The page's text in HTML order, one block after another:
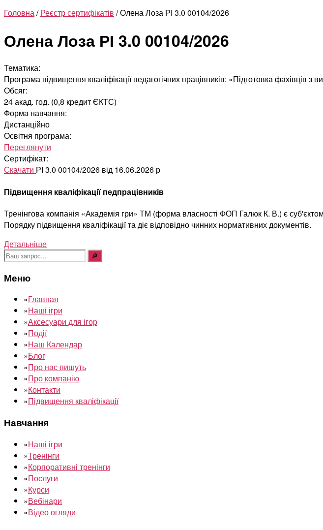
Головна/Реєстр сертифікатів / Олена Лоза РІ 3.0 00104/2026
Олена Лоза РІ 3.0 00104/2026
Тематика:
Програма підвищення кваліфікації педагогічних працівників: «Підготовка фахівців з
Обсяг:
24 акад. год. (0,8 кредит ЄКТС)
Форма навчання:
Дистанційно
Освітня програма:
Переглянути
Сертифікат:
Скачати РІ 3.0 00104/2026 від 16.06.2026 р
Підвищення кваліфікації педпрацівників
Тренінгова компанія «Академія гри» ТМ (форма власності ФОП Галюк К. В.) є
Порядку підвищення кваліфікації та діє відповідно чинних нормативних документів.
Детальніше
Шукати:
Меню
»Главная
»Наші ігри
»Аксесуари для ігор
»Події
»Наш Календар
»Блог
»Про нас пишуть
»Про компанію
»Контакти
»Підвищення кваліфікації
Навчання
»Наші ігри
»Тренінги
»Корпоративні тренінги
»Послуги
»Курси
»Вебінари
»Відео огляди